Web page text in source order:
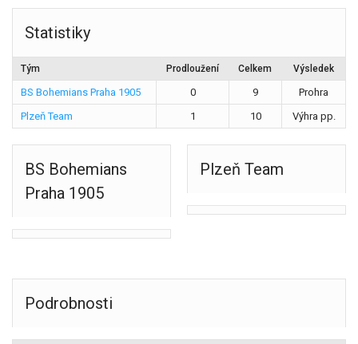
Statistiky
Tým Prodloužení Celkem Výsledek
BS Bohemians Praha 1905 0 9
Prohra
Plzeň Team
1 10 Výhra pp.
BS Bohemians
Praha 1905
Plzeň Team
Podrobnosti